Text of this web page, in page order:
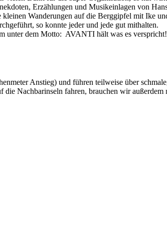
Erzählungen und Musikeinlagen von
Wanderungen auf die Berggipfel mit Ike
so konnte jeder und jede gut mithalten.
unter dem Motto: AVANTI hält was es verspricht!
Anstieg) und führen teilweise über
Nachbarinseln fahren, brauchen wir